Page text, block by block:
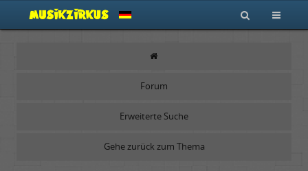
Forum
Erweiterte Suche
Gehe zurück zum Thema